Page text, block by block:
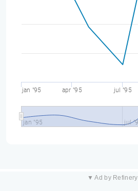
jan "95 apr "95 jul "95
jan "95 jul
▼ Ad by